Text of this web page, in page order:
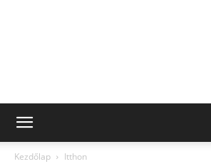
Kezdőlap Itthon